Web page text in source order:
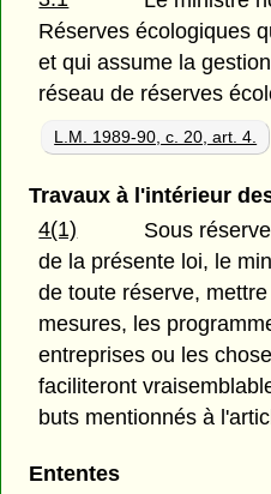
Réserves écologiques
et qui assume la
réseau de réserves
L.M. 1989-90, c. 20, art. 4.
Travaux à l'intérieur
4(1)
Sous
de la présente loi, le
de toute réserve,
mesures, les
entreprises ou les
faciliteront
buts mentionnés à
Ententes